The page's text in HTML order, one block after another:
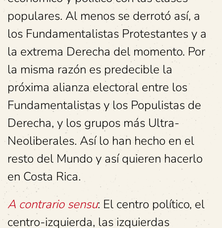
populares. Al menos se derrotó así, a
los Fundamentalistas Protestantes y a
la extrema Derecha del momento. Por
la misma razón es predecible la
próxima alianza electoral entre los
Fundamentalistas y los Populistas de
Derecha, y los grupos más Ultra-
Neoliberales. Así lo han hecho en el
resto del Mundo y así quieren hacerlo
en Costa Rica.
A contrario sensu: El centro político, el
centro-izquierda, las izquierdas